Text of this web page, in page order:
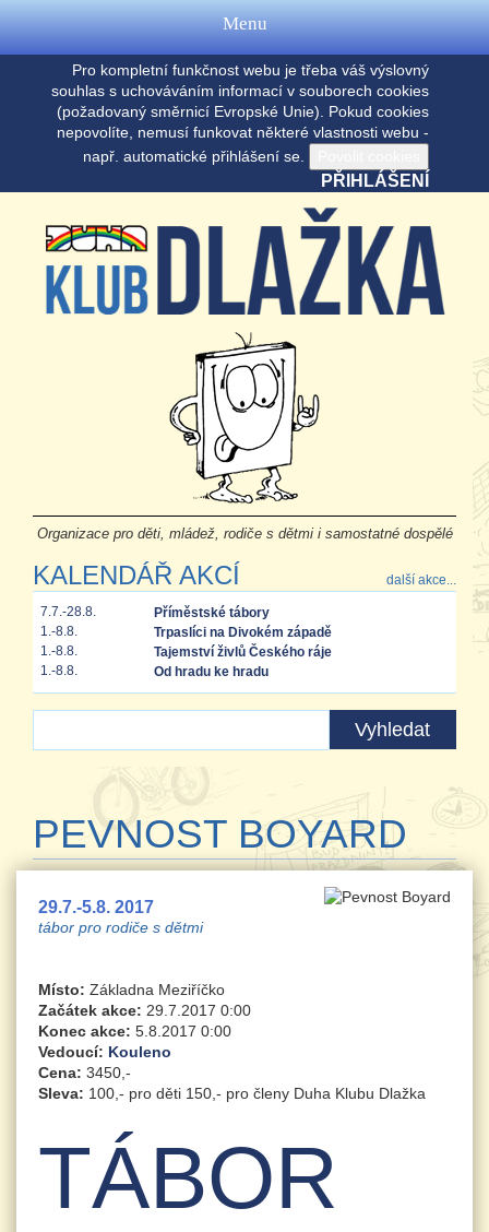
Pro kompletní funkčnost webu je třeba váš výslovný
souhlas s uchováváním informací v souborech cookies
(požadovaný směrnicí Evropské Unie). Pokud cookies
nepovolíte, nemusí funkovat některé vlastnosti webu -
např. automatické přihlášení se.
PŘIHLÁŠENÍ
Organizace pro děti, mládež, rodiče s dětmi i samostatné dospělé
KALENDÁŘ AKCÍ další akce...
7.7.-28.8.
Příměstské tábory
1.-8.8.
Trpaslíci na Divokém západě
1.-8.8.
Tajemství živlů Českého ráje
1.-8.8.
Od hradu ke hradu
PEVNOST BOYARD
29.7.-5.8. 2017
tábor pro rodiče s dětmi
Místo: Základna Meziříčko
Začátek akce: 29.7.2017 0:00
Konec akce: 5.8.2017 0:00
Vedoucí: Kouleno
Cena: 3450,-
Sleva: 100,- pro děti 150,- pro členy Duha Klubu Dlažka
TÁBOR